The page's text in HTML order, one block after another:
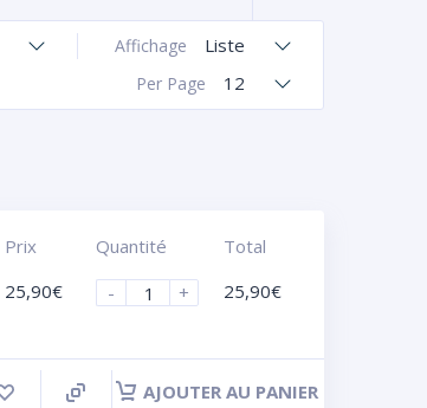
Affichage Liste
Per Page 12
Prix
25,90€
Quantité
-
+
Total
25,90€
AJOUTER AU PANIER